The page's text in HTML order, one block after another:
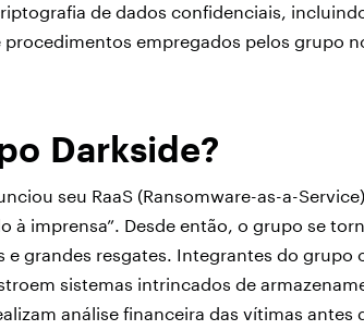
de dados confidenciais,
empregados pelos grupo
Darkside?
seu RaaS (Ransomware-as-a-
à imprensa”. Desde então, o grupo se
e grandes resgates. Integrantes do grupo
sistemas intrincados de
análise financeira das vítimas antes